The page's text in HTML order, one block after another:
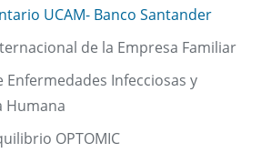
UCAM- Banco Santander
de la Empresa Familiar
Enfermedades Infecciosas y
Humana
OPTOMIC